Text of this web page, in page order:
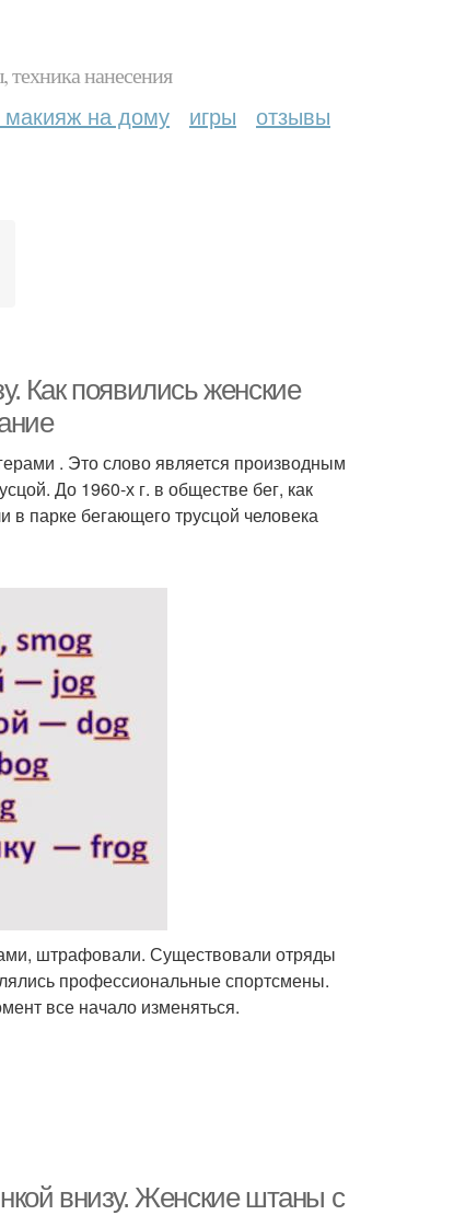
нанесения
макияж на дому игры отзывы
Как появились женские
. Это слово является производным
До 1960-х г. в обществе бег, как
в парке бегающего трусцой человека
штрафовали. Существовали отряды
профессиональные спортсмены.
все начало изменяться.
внизу. Женские штаны с